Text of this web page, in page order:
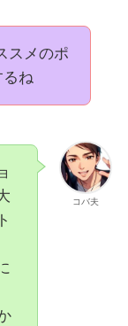
スメのポ
るね
コバ夫